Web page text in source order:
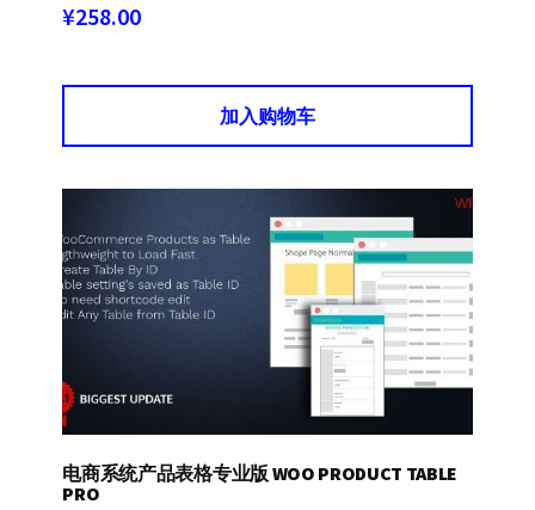
¥258.00
加入购物车
电商系统产品表格专业版 WOO PRODUCT TABLE
PRO